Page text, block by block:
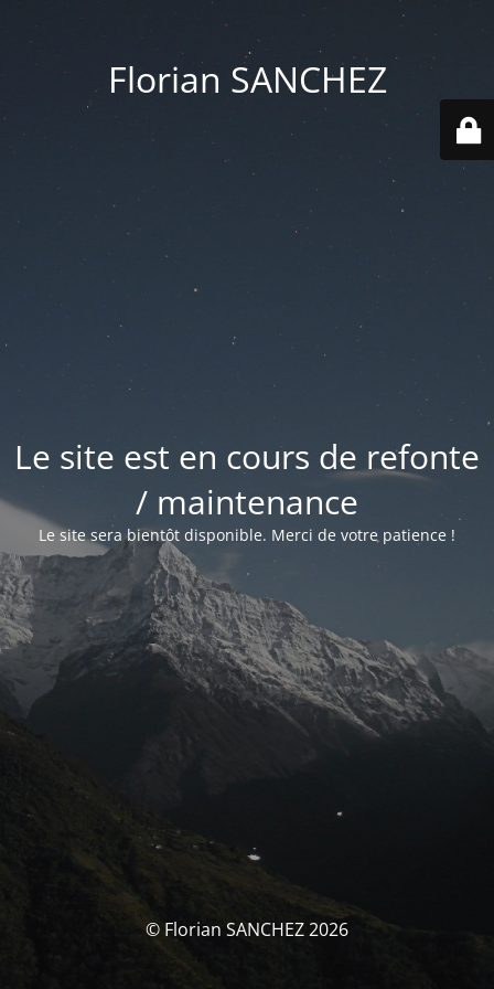
Florian SANCHEZ
Le site est en cours de refonte
/ maintenance
Le site sera bientôt disponible. Merci de votre patience !
© Florian SANCHEZ 2026